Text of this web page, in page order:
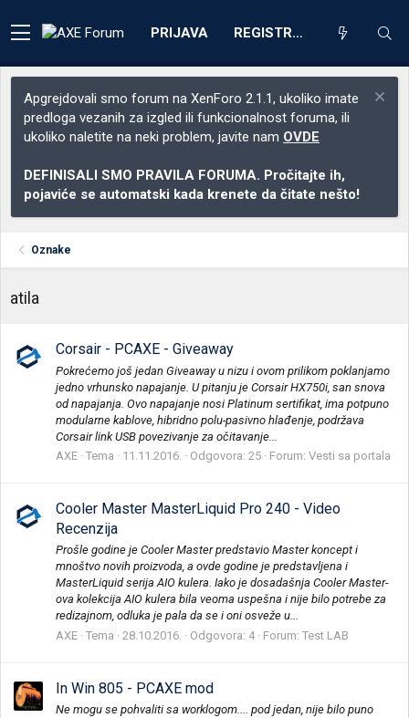
PRIJAVA REGISTRACIJA
Apgrejdovali smo forum na XenForo 2.1.1, ukoliko imate
predloga vezanih za izgled ili funkcionalnost foruma, ili
ukoliko naletite na neki problem, javite nam OVDE
DEFINISALI SMO PRAVILA FORUMA. Pročitajte ih,
pojaviće se automatski kada krenete da čitate nešto!
Oznake
atila
Corsair - PCAXE - Giveaway
Pokrećemo još jedan Giveaway u nizu i ovom prilikom poklanjamo
jedno vrhunsko napajanje. U pitanju je Corsair HX750i, san snova
od napajanja. Ovo napajanje nosi Platinum sertifikat, ima potpuno
modularne kablove, hibridno polu-pasivno hlađenje, podržava
Corsair link USB povezivanje za očitavanje...
AXE Tema 11.11.2016. Odgovora: 25 Forum: Vesti sa portala
Cooler Master MasterLiquid Pro 240 - Video
Recenzija
Prošle godine je Cooler Master predstavio Master koncept i
mnoštvo novih proizvoda, a ovde godine je predstavljena i
MasterLiquid serija AIO kulera. Iako je dosadašnja Cooler Master-
ova kolekcija AIO kulera bila veoma uspešna i nije bilo potrebe za
redizajnom, odluka je pala da se i oni osveže u...
AXE Tema 28.10.2016. Odgovora: 4 Forum: Test LAB
In Win 805 - PCAXE mod
Ne mogu se pohvaliti sa worklogom.... pod jedan, nije bilo puno